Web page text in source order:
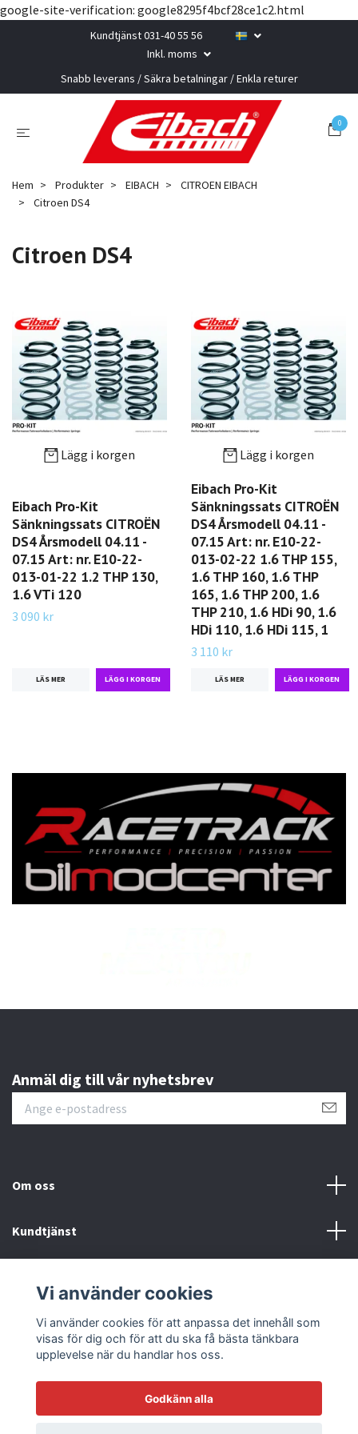
google-site-verification: google8295f4bcf28ce1c2.html
Kundtjänst 031-40 55 56
Inkl. moms
Snabb leverans / Säkra betalningar / Enkla returer
0
Hem Produkter EIBACH
CITROEN EIBACH
Citroen DS4
Citroen DS4
Lägg i korgen
Eibach Pro-Kit
Sänkningssats CITROËN
DS4 Årsmodell 04.11 -
07.15 Art: nr. E10-22-
013-01-22 1.2 THP 130,
1.6 VTi 120
3 090 kr
LÄS MER
Lägg i korgen
Eibach Pro-Kit
Sänkningssats CITROËN
DS4 Årsmodell 04.11 -
07.15 Art: nr. E10-22-
013-02-22 1.6 THP 155,
1.6 THP 160, 1.6 THP
165, 1.6 THP 200, 1.6
THP 210, 1.6 HDi 90, 1.6
HDi 110, 1.6 HDi 115, 1
3 110 kr
LÄS MER
Anmäl dig till vår nyhetsbrev
Om oss
Kundtjänst
Sociala medier
Vi använder cookies
Vi använder cookies för att anpassa det innehåll som
visas för dig och för att du ska få bästa tänkbara
upplevelse när du handlar hos oss.
Godkänn alla